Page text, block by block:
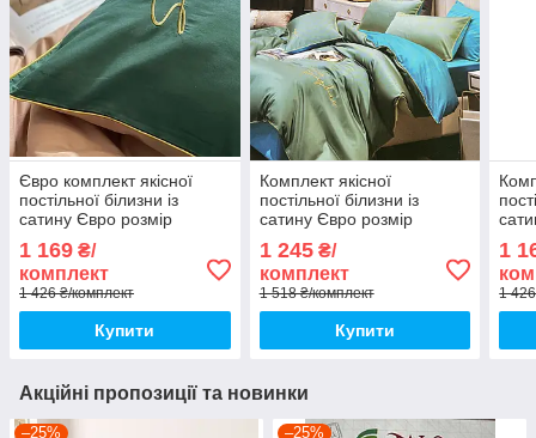
Євро комплект якісної
постільної білизни із
сатину Євро розмір
200*220 см
1 169 ₴/
комплект
1 426 ₴/комплект
Купити
Комплект якісної
постільної білизни із
сатину Євро розмір
200*220 см
1 245₴/
комплект
1 518 ₴/комплект
Купити
1
1
Акційні пропозиції та новинки
–25% –25%